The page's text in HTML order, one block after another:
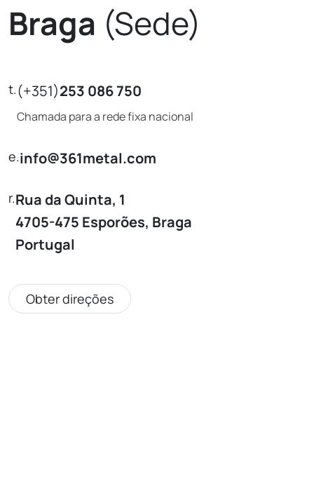
Braga (Sede)
t.(+351)253 086 750
Chamada para a rede fixa nacional
e.info@361metal.com
r.Rua da Quinta, 1
4705-475 Esporões, Braga
Portugal
Obter direções